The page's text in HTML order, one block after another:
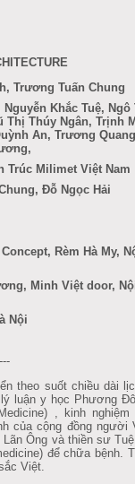
Trương Tuấn Chung
Nguyễn Khắc Tuệ, Ngô
Thị Thúy Ngân, Trịnh
An, Trương
Trúc Milimet Việt Nam
Đỗ Ngọc Hải
Rèm Hà My,
Minh Việt door,
Nội
theo suốt chiều dài
luận y học Phương
, kinh nghiệm
của cộng đồng người
Ông và thiền sư
để chữa bệnh.
Việt.